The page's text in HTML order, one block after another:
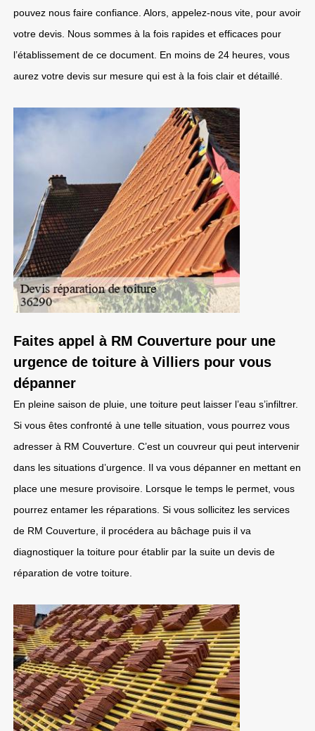
pouvez nous faire confiance. Alors, appelez-nous vite, pour avoir
votre devis. Nous sommes à la fois rapides et efficaces pour
l’établissement de ce document. En moins de 24 heures, vous
aurez votre devis sur mesure qui est à la fois clair et détaillé.
Faites appel à RM Couverture pour une
urgence de toiture à Villiers pour vous
dépanner
En pleine saison de pluie, une toiture peut laisser l’eau s’infiltrer.
Si vous êtes confronté à une telle situation, vous pourrez vous
adresser à RM Couverture. C’est un couvreur qui peut intervenir
dans les situations d’urgence. Il va vous dépanner en mettant en
place une mesure provisoire. Lorsque le temps le permet, vous
pourrez entamer les réparations. Si vous sollicitez les services
de RM Couverture, il procédera au bâchage puis il va
diagnostiquer la toiture pour établir par la suite un devis de
réparation de votre toiture.